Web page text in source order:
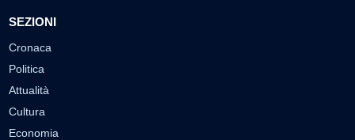
SEZIONI
Cronaca
Politica
Attualità
Cultura
Economia